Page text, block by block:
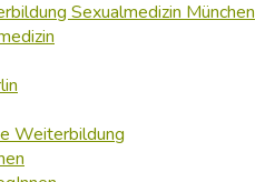
Sexualmedizin München
Weiterbildung